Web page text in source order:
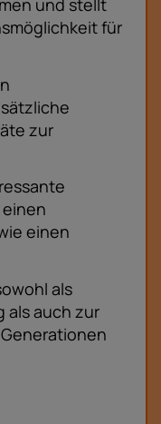
und stellt
für
zur
einen
als
als auch zur